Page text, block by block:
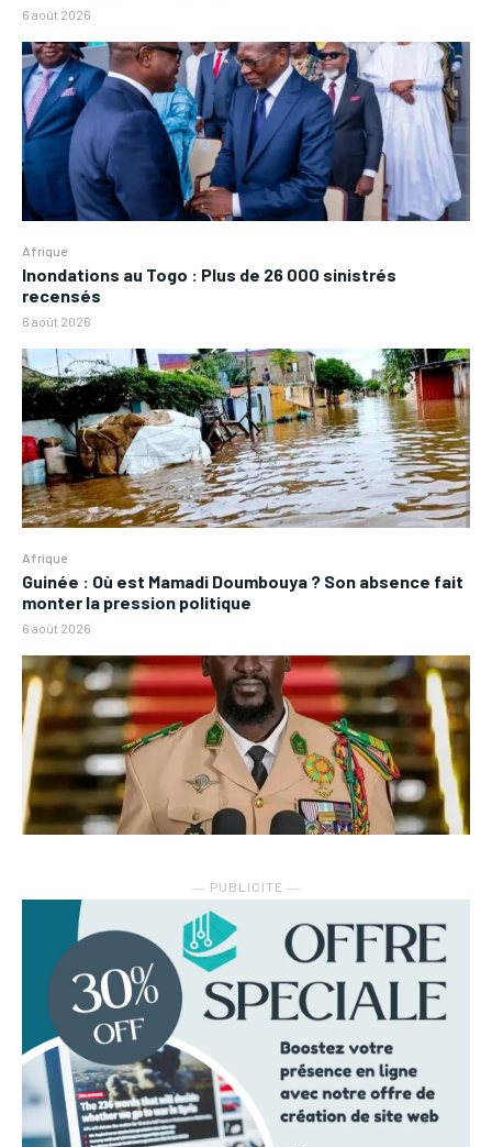
6 août 2026
Afrique
Inondations au Togo : Plus de 26 000 sinistrés
recensés
6 août 2026
Afrique
Guinée : Où est Mamadi Doumbouya ? Son absence fait
monter la pression politique
6 août 2026
― PUBLICITE ―